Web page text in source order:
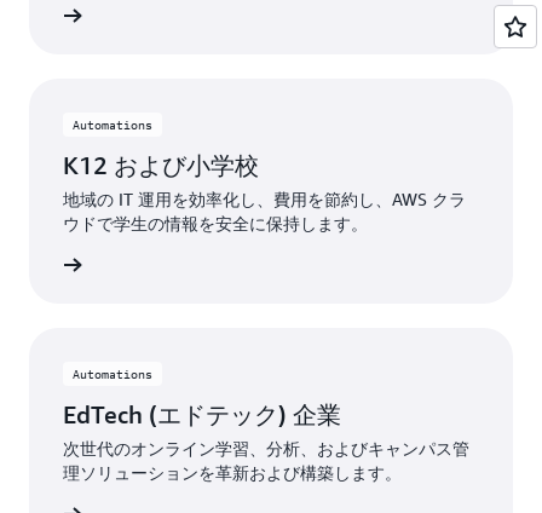
Automations
K12 および小学校
地域の IT 運用を効率化し、費用を節約し、AWS クラ
ウドで学生の情報を安全に保持します。
Automations
EdTech (エドテック) 企業
次世代のオンライン学習、分析、およびキャンパス管
理ソリューションを革新および構築します。